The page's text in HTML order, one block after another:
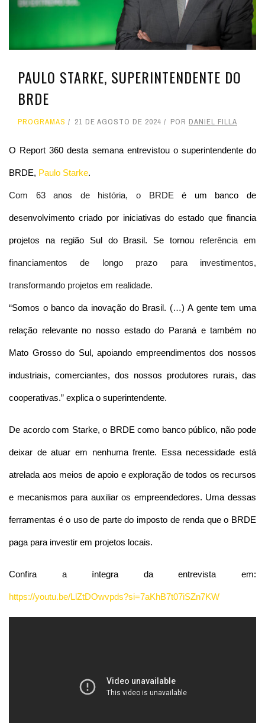
PAULO STARKE, SUPERINTENDENTE DO
BRDE
PROGRAMAS 21 DE AGOSTO DE 2024 POR DANIEL FILLA
O Report 360 desta semana entrevistou o superintendente do
BRDE, Paulo Starke.
Com 63 anos de história, o BRDEé um banco de
desenvolvimento criado por iniciativas do estado que financia
projetos na região Sul do Brasil. Se tornou referência em
financiamentos de longo prazo para investimentos,
transformando projetos em realidade.
“Somos o banco da inovação do Brasil. (…) A gente tem uma
relação relevante no nosso estado do Paraná e também no
Mato Grosso do Sul, apoiando empreendimentos dos nossos
industriais, comerciantes, dos nossos produtores rurais, das
cooperativas.” explica o superintendente.
De acordo com Starke, o BRDE como banco público, não pode
deixar de atuar em nenhuma frente. Essa necessidade está
atrelada aos meios de apoio e exploração de todos os recursos
e mecanismos para auxiliar os empreendedores. Uma dessas
ferramentas é o uso de parte do imposto de renda que o BRDE
paga para investir em projetos locais.
Confira a íntegra da entrevista em:
https://youtu.be/LlZtDOwvpds?si=7aKhB7t07iSZn7KW